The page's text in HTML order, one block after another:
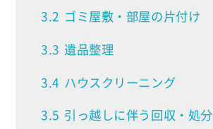
3.2 ゴミ屋敷・部屋の片付け
3.3 遺品整理
3.4 ハウスクリーニング
3.5 引っ越しに伴う回収・処分